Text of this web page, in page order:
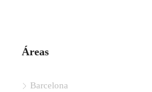
Áreas
Barcelona